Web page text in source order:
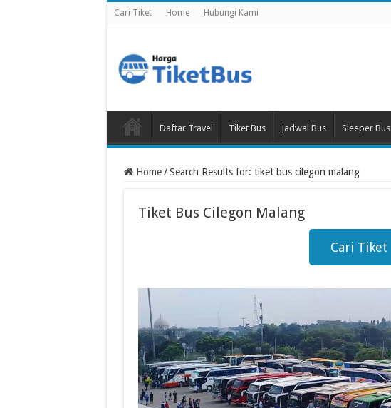
Cari Tiket Home Hubungi Kami
Daftar Travel Tiket Bus Jadwal Bus Sleeper Bus
Home / Search Results for: tiket bus cilegon malang
Tiket Bus Cilegon Malang
Cari Tiket